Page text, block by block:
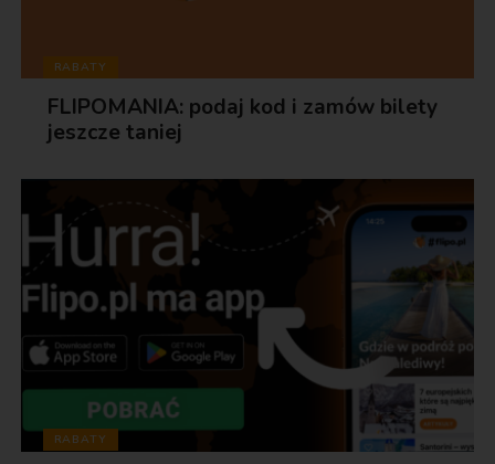
RABATY
FLIPOMANIA: podaj kod i zamów bilety
jeszcze taniej
RABATY